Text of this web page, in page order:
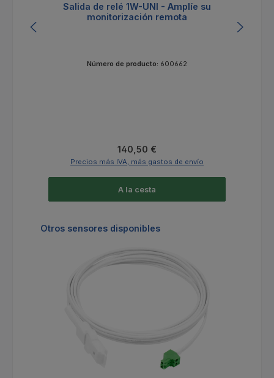
Salida de relé 1W-UNI - Amplíe su
monitorización remota
Número de producto: 600662
Precio normal:
140,50 €
Precios más IVA, más gastos de envío
A la cesta
Omitir la galería de productos
Otros sensores disponibles